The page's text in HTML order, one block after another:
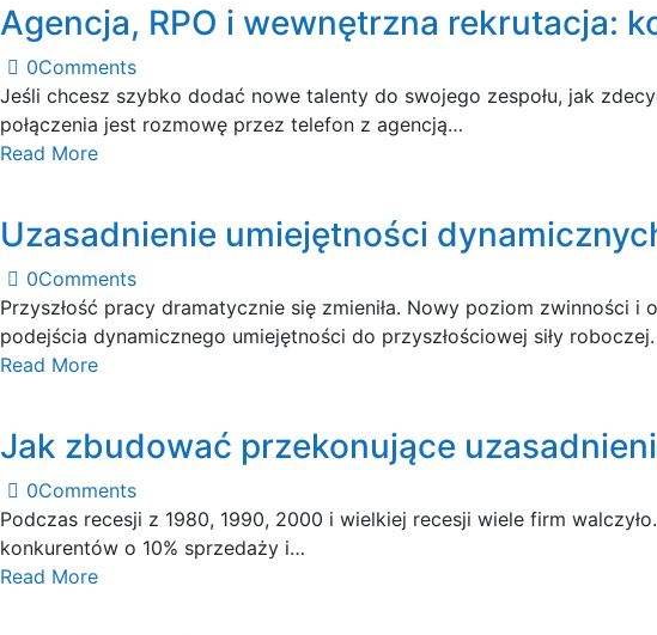
Agencja, RPO i wewnętrzna rekrutacja:
0Comments
Jeśli chcesz szybko dodać nowe talenty do swojego zespołu, jak
połączenia jest rozmowę przez telefon z agencją…
Read More
Uzasadnienie umiejętności
0Comments
Przyszłość pracy dramatycznie się zmieniła. Nowy poziom
podejścia dynamicznego umiejętności do przyszłościowej siły
Read More
Jak zbudować przekonujące
0Comments
Podczas recesji z 1980, 1990, 2000 i wielkiej recesji wiele firm
konkurentów o 10% sprzedaży i…
Read More